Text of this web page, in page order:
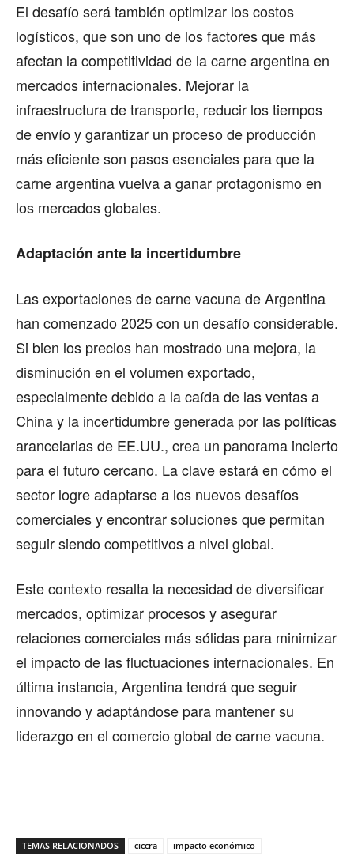
El desafío será también optimizar los costos
logísticos, que son uno de los factores que más
afectan la competitividad de la carne argentina en
mercados internacionales. Mejorar la
infraestructura de transporte, reducir los tiempos
de envío y garantizar un proceso de producción
más eficiente son pasos esenciales para que la
carne argentina vuelva a ganar protagonismo en
los mercados globales.
Adaptación ante la incertidumbre
Las exportaciones de carne vacuna de Argentina
han comenzado 2025 con un desafío considerable.
Si bien los precios han mostrado una mejora, la
disminución en el volumen exportado,
especialmente debido a la caída de las ventas a
China y la incertidumbre generada por las políticas
arancelarias de EE.UU., crea un panorama incierto
para el futuro cercano. La clave estará en cómo el
sector logre adaptarse a los nuevos desafíos
comerciales y encontrar soluciones que permitan
seguir siendo competitivos a nivel global.
Este contexto resalta la necesidad de diversificar
mercados, optimizar procesos y asegurar
relaciones comerciales más sólidas para minimizar
el impacto de las fluctuaciones internacionales. En
última instancia, Argentina tendrá que seguir
innovando y adaptándose para mantener su
liderazgo en el comercio global de carne vacuna.
TEMAS RELACIONADOS ciccra
impacto económico